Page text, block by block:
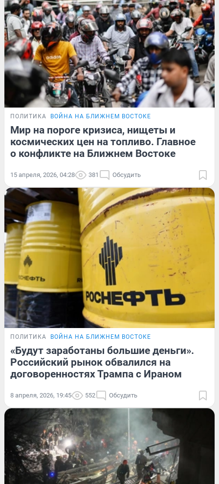
ПОЛИТИКА ВОЙНА НА БЛИЖНЕМ ВОСТОКЕ
Мир на пороге кризиса, нищеты и
космических цен на топливо. Главное
о конфликте на Ближнем Востоке
15 апреля, 2026, 04:28 381 Обсудить
ПОЛИТИКА ВОЙНА НА БЛИЖНЕМ ВОСТОКЕ
«Будут заработаны большие деньги».
Российский рынок обвалился на
договоренностях Трампа с Ираном
8 апреля, 2026, 19:45 552 Обсудить